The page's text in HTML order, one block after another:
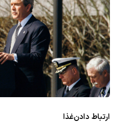
ارتباط دادنغذا